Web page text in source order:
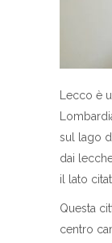
Lecco è
sul lago
dai
il lato
Questa
centro